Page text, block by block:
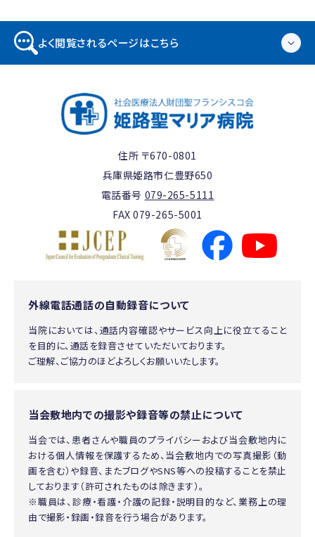
よく閲覧されるページはこちら
住所 〒670-0801
兵庫県姫路市仁豊野650
電話番号 079-265-5111
FAX 079-265-5001
外線電話通話の自動録音について
当院においては、通話内容確認やサービス向上に役立てること
を目的に、通話を録音させていただいております。
ご理解、ご協力のほどよろしくお願いいたします。
当会敷地内での撮影や録音等の禁止について
当会では、患者さんや職員のプライバシーおよび当会敷地内に
おける個人情報を保護するため、当会敷地内での写真撮影（動
画を含む）や録音、またブログやSNS等への投稿することを禁止
しております（許可されたものは除きます）。
※職員は、診療・看護・介護の記録・説明目的など、業務上の理
由で撮影・録画・録音を行う場合があります。